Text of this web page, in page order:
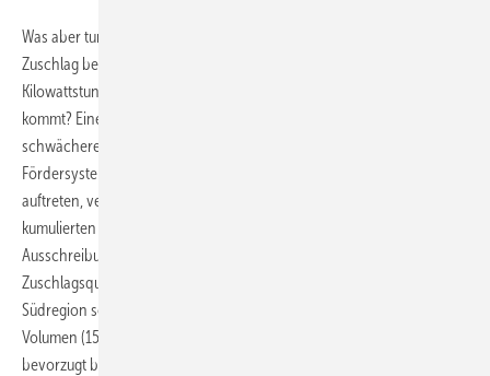
Was aber tun, wenn Planer für ihre Projekte im Süden einfach keinen
Zuschlag bei den Ausschreibungen bekommen, weil die
Kilowattstunde im Norden aufgrund der besseren Erträge günstiger
kommt? Einen Ausgleich etwa bei den Ausschreibungen für den
schwächeren Süden soll ein Fördersystem schaffen. Obwohl das
Fördersystem die windschwächeren Standorte, die im Süden häufiger
auftreten, verstärkt unterstützt, ist ihr Anteil mit 15 Prozent an der
kumulierten Leistung immer noch am geringsten. Mit den
Ausschreibungen ab 2022 soll der Süden daher durch eine
Zuschlagsquote unterstützt werden. Projekte einer definierten
Südregion sollen demnach bis zu einem festgelegten Anteil am
Volumen (15 Prozent in 2022/2023 und 20 Prozent
bevorzugt bezuschlagt werden. Sonst bleibt für den Süden nichts